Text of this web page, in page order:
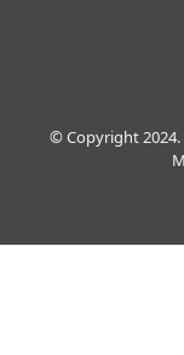
© Copyright 2024.